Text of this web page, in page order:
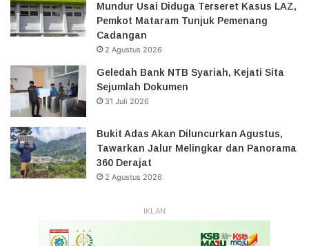
Mundur Usai Diduga Terseret Kasus LAZ,
Pemkot Mataram Tunjuk Pemenang
Cadangan
2 Agustus 2026
Geledah Bank NTB Syariah, Kejati Sita
Sejumlah Dokumen
31 Juli 2026
Bukit Adas Akan Diluncurkan Agustus,
Tawarkan Jalur Melingkar dan Panorama
360 Derajat
2 Agustus 2026
IKLAN